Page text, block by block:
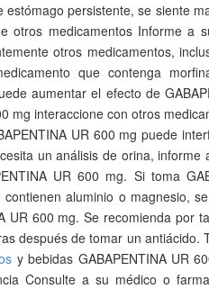
persistente, se siente
medicamentos Informe a
otros medicamentos,
que contenga
aumentar el efecto de
mg interaccione con otros
UR 600 mg puede
un análisis de orina,
UR 600 mg. Si toma
aluminio o magnesio,
UR 600 mg. Se recomienda por
después de tomar un antiácido.
y bebidas GABAPENTINA UR
Consulte a su médico o